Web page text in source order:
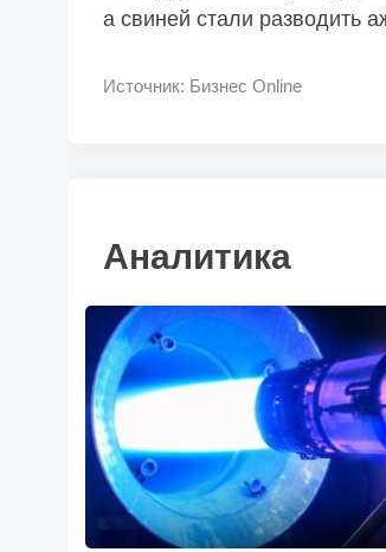
а свиней стали разводить
Источник: Бизнес Online
Аналитика